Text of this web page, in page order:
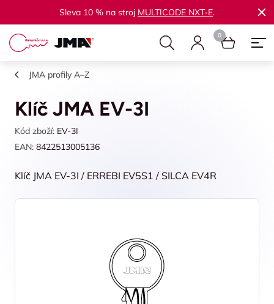
Sleva 10 % na stroj MULTICODE NXT-E.
JMA profily A–Z
Klíč JMA EV-3I
Kód zboží: EV-3I
EAN: 8422513005136
Klíč JMA EV-3I / ERREBI EV5S1 / SILCA EV4R